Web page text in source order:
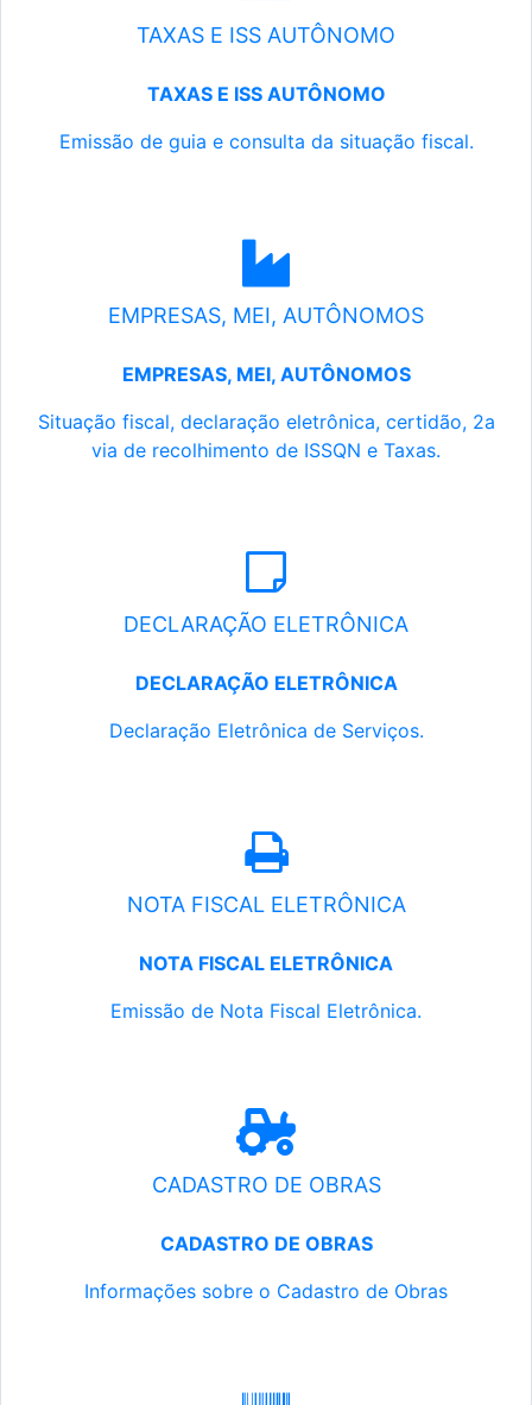
TAXAS E ISS AUTÔNOMO
TAXAS E ISS AUTÔNOMO
Emissão de guia e consulta da situação fiscal.
EMPRESAS, MEI, AUTÔNOMOS
EMPRESAS, MEI, AUTÔNOMOS
Situação fiscal, declaração eletrônica, certidão, 2a
via de recolhimento de ISSQN e Taxas.
DECLARAÇÃO ELETRÔNICA
DECLARAÇÃO ELETRÔNICA
Declaração Eletrônica de Serviços.
NOTA FISCAL ELETRÔNICA
NOTA FISCAL ELETRÔNICA
Emissão de Nota Fiscal Eletrônica.
CADASTRO DE OBRAS
CADASTRO DE OBRAS
Informações sobre o Cadastro de Obras